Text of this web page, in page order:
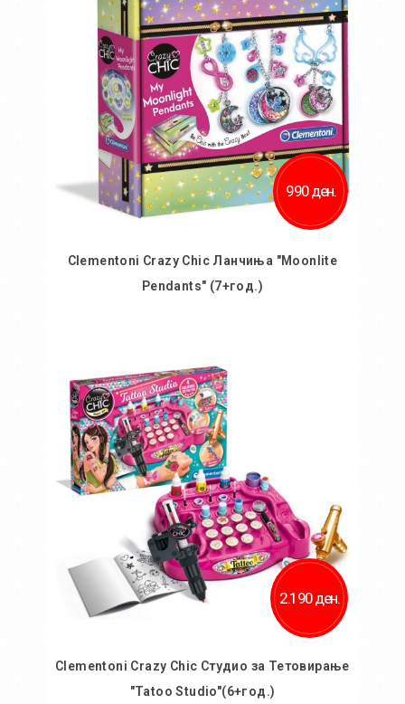
Додај за споредба
990 ден.
Clementoni Crazy Chic Ланчиња "Moonlite
Pendants" (7+год.)
Додај во желби
Додај за споредба
2.190 ден.
Clementoni Crazy Chic Студио за Тетовирање
"Tatoo Studio"(6+год.)